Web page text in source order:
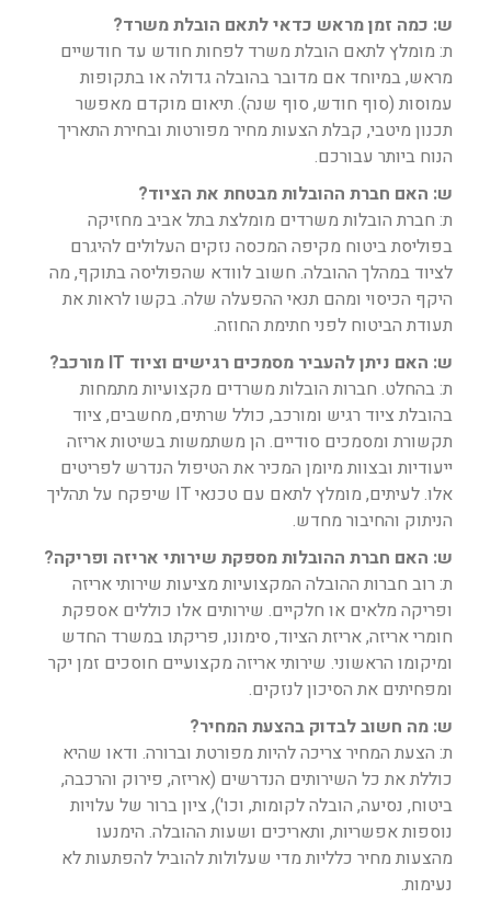
ש: כמה זמן מראש כדאי לתאם הובלת משרד?
ת: מומלץ לתאם הובלת משרד לפחות חודש עד חודשיים
מראש, במיוחד אם מדובר בהובלה גדולה או בתקופות
עמוסות (סוף חודש, סוף שנה). תיאום מוקדם מאפשר
תכנון מיטבי, קבלת הצעות מחיר מפורטות ובחירת התאריך
הנוח ביותר עבורכם.
ש: האם חברת ההובלות מבטחת את הציוד?
ת: חברת הובלות משרדים מומלצת בתל אביב מחזיקה
בפוליסת ביטוח מקיפה המכסה נזקים העלולים להיגרם
לציוד במהלך ההובלה. חשוב לוודא שהפוליסה בתוקף, מה
היקף הכיסוי ומהם תנאי ההפעלה שלה. בקשו לראות את
תעודת הביטוח לפני חתימת החוזה.
ש: האם ניתן להעביר מסמכים רגישים וציוד IT מורכב?
ת: בהחלט. חברות הובלות משרדים מקצועיות מתמחות
בהובלת ציוד רגיש ומורכב, כולל שרתים, מחשבים, ציוד
תקשורת ומסמכים סודיים. הן משתמשות בשיטות אריזה
ייעודיות ובצוות מיומן המכיר את הטיפול הנדרש לפריטים
אלו. לעיתים, מומלץ לתאם עם טכנאי IT שיפקח על תהליך
הניתוק והחיבור מחדש.
ש: האם חברת ההובלות מספקת שירותי אריזה ופריקה?
ת: רוב חברות ההובלה המקצועיות מציעות שירותי אריזה
ופריקה מלאים או חלקיים. שירותים אלו כוללים אספקת
חומרי אריזה, אריזת הציוד, סימונו, פריקתו במשרד החדש
ומיקומו הראשוני. שירותי אריזה מקצועיים חוסכים זמן יקר
ומפחיתים את הסיכון לנזקים.
ש: מה חשוב לבדוק בהצעת המחיר?
ת: הצעת המחיר צריכה להיות מפורטת וברורה. ודאו שהיא
כוללת את כל השירותים הנדרשים (אריזה, פירוק והרכבה,
ביטוח, נסיעה, הובלה לקומות, וכו'), ציון ברור של עלויות
נוספות אפשריות, ותאריכים ושעות ההובלה. הימנעו
מהצעות מחיר כלליות מדי שעלולות להוביל להפתעות לא
נעימות.